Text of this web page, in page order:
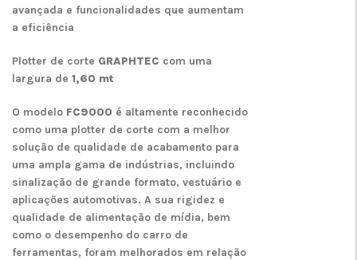
avançada e funcionalidades que aumentam
a eficiência
Plotter de corte GRAPHTEC com uma
largura de 1,60 mt
O modelo FC9000 é altamente reconhecido
como uma plotter de corte com a melhor
solução de qualidade de acabamento para
uma ampla gama de indústrias, incluindo
sinalização de grande formato, vestuário e
aplicações automotivas. A sua rigidez e
qualidade de alimentação de mídia, bem
como o desempenho do carro de
ferramentas, foram melhorados em relação